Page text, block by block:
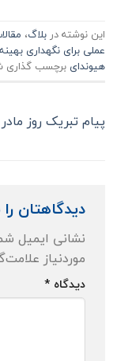
این نوشته در بلاگ،
عملی برای نگهداری
هیوندای برچسب
پیام تبریک روز مادر
دیدگاهتان
نشانی ایمیل
موردنیاز
دیدگاه *